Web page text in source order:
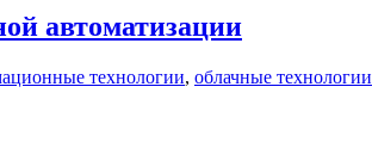
автоматизации
технологии, облачные технологии